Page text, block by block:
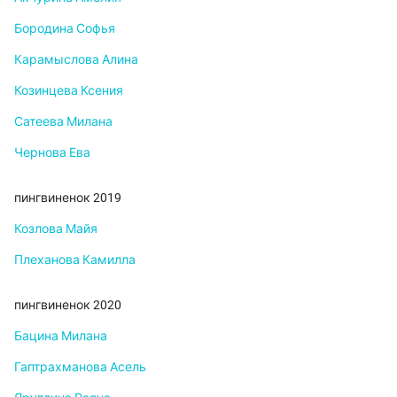
Бородина Софья
Карамыслова Алина
Козинцева Ксения
Сатеева Милана
Чернова Ева
пингвиненок 2019
Козлова Майя
Плеханова Камилла
пингвиненок 2020
Бацина Милана
Гаптрахманова Асель